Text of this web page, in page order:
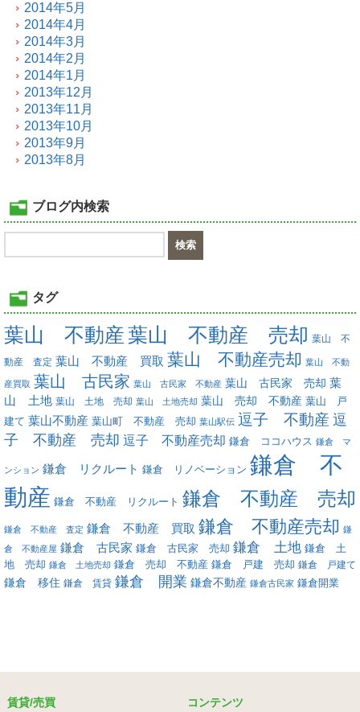
2014年5月
2014年4月
2014年3月
2014年2月
2014年1月
2013年12月
2013年11月
2013年10月
2013年9月
2013年8月
ブログ内検索
タグ
葉山 不動産葉山 不動産 売却 葉山 不
動産 査定 葉山 不動産 買取 葉山 不動産売却 葉山 不動
産買取 葉山 古民家 葉山 古民家 不動産 葉山 古民家 売却 葉
山 土地 葉山 土地 売却 葉山 土地売却 葉山 売却 不動産 葉山 戸
建て 葉山不動産 葉山町 不動産 売却 葉山駅伝 逗子 不動産 逗
子 不動産 売却 逗子 不動産売却 鎌倉 ココハウス 鎌倉 マ
ンション 鎌倉 リクルート 鎌倉 リノベーション 鎌倉 不
動産 鎌倉 不動産 リクルート 鎌倉 不動産 売却
鎌倉 不動産 査定 鎌倉 不動産 買取 鎌倉 不動産売却 鎌
倉 不動産屋 鎌倉 古民家 鎌倉 古民家 売却 鎌倉 土地 鎌倉 土
地 売却 鎌倉 土地売却 鎌倉 売却 不動産 鎌倉 戸建 売却 鎌倉 戸建て
鎌倉 移住 鎌倉 賃貸 鎌倉 開業 鎌倉不動産 鎌倉古民家 鎌倉開業
賃貸/売買 コンテンツ